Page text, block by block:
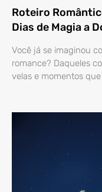
Roteiro
Dias de Magia a
Você já se imaginou
romance? Daqueles
velas e momentos